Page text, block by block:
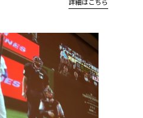
詳細はこちら